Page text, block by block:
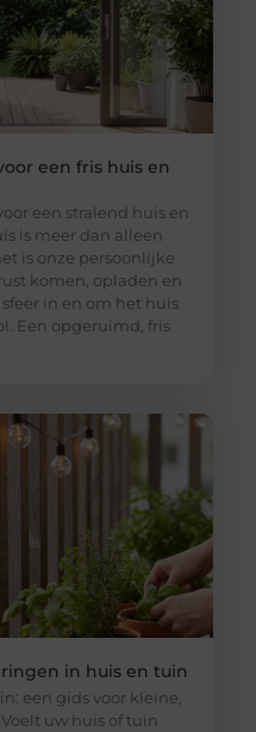
een fris huis en
een stralend huis en
is meer dan alleen
is onze persoonlijke
komen, opladen en
in en om het huis
Een opgeruimd, fris
in huis en tuin
een gids voor kleine,
uw huis of tuin